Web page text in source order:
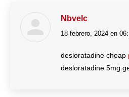
Nbvelc
dice:
18 febrero, 2024 en
desloratadine cheap
desloratadine 5mg